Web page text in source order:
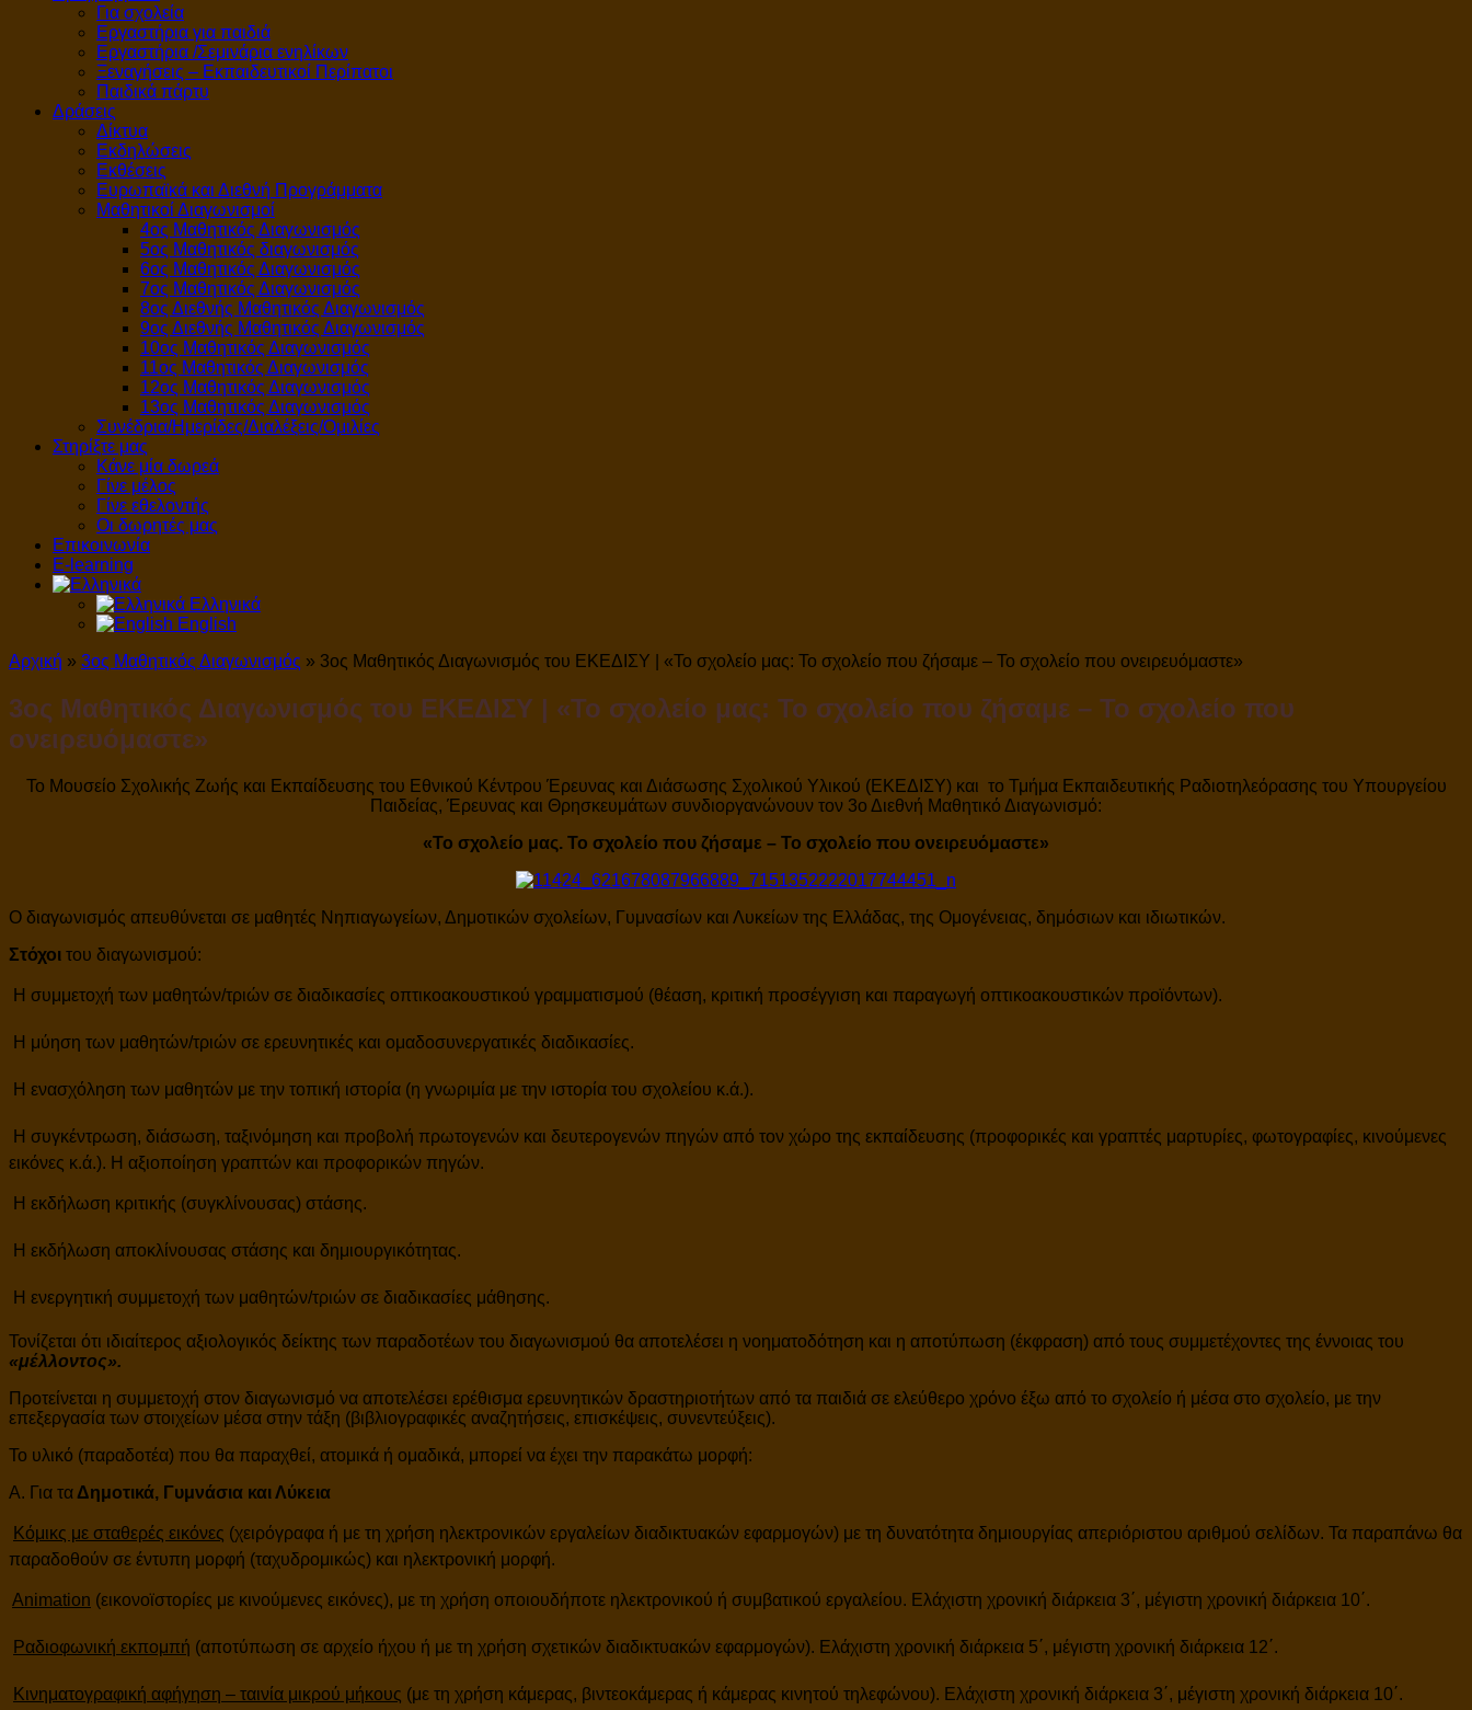
Για σχολεία
Εργαστήρια για παιδιά
Εργαστήρια /Σεμινάρια ενηλίκων
Ξεναγήσεις – Εκπαιδευτικοί Περίπατοι
Παιδικά πάρτυ
Δράσεις
Δίκτυα
Εκδηλώσεις
Εκθέσεις
Ευρωπαϊκά και Διεθνή Προγράμματα
Μαθητικοί Διαγωνισμοί
4ος Μαθητικός Διαγωνισμός
5ος Μαθητικός διαγωνισμός
6ος Μαθητικός Διαγωνισμός
7ος Μαθητικός Διαγωνισμός
8ος Διεθνής Μαθητικός Διαγωνισμός
9ος Διεθνής Μαθητικός Διαγωνισμός
10ος Μαθητικός Διαγωνισμός
11ος Μαθητικός Διαγωνισμός
12ος Μαθητικός Διαγωνισμός
13ος Μαθητικός Διαγωνισμός
Συνέδρια/Ημερίδες/Διαλέξεις/Ομιλίες
Στηρίξτε μας
Κάνε μία δωρεά
Γίνε μέλος
Γίνε εθελοντής
Οι δωρητές μας
Επικοινωνία
E-learning
Ελληνικά
English
Αρχική » 3ος Μαθητικός Διαγωνισμός » 3ος Μαθητικός Διαγωνισμός του ΕΚΕΔΙΣΥ | «Το σχολείο μας: Το σχολείο που ζήσαμε – Το σχολείο που ονειρευόμαστε»
3ος Μαθητικός Διαγωνισμός του ΕΚΕΔΙΣΥ | «Το σχολείο μας: Το σχολείο που ζήσαμε – Το σχολείο που
ονειρευόμαστε»
Το Μουσείο Σχολικής Ζωής και Εκπαίδευσης του Εθνικού Κέντρου Έρευνας και Διάσωσης Σχολικού Υλικού (ΕΚΕΔΙΣΥ) και το Τμήμα Εκπαιδευτικής Ραδιοτηλεόρασης του Υπουργείου
Παιδείας, Έρευνας και Θρησκευμάτων συνδιοργανώνουν τον 3ο Διεθνή Μαθητικό Διαγωνισμό:
«Το σχολείο μας. Το σχολείο που ζήσαμε – Το σχολείο που ονειρευόμαστε»
Ο διαγωνισμός απευθύνεται σε μαθητές Νηπιαγωγείων, Δημοτικών σχολείων, Γυμνασίων και Λυκείων της Ελλάδας, της Ομογένειας, δημόσιων και ιδιωτικών.
Στόχοι του διαγωνισμού:
 Η συμμετοχή των μαθητών/τριών σε διαδικασίες οπτικοακουστικού γραμματισμού (θέαση, κριτική προσέγγιση και παραγωγή οπτικοακουστικών προϊόντων).
 Η μύηση των μαθητών/τριών σε ερευνητικές και ομαδοσυνεργατικές διαδικασίες.
 Η ενασχόληση των μαθητών με την τοπική ιστορία (η γνωριμία με την ιστορία του σχολείου κ.ά.).
 Η συγκέντρωση, διάσωση, ταξινόμηση και προβολή πρωτογενών και δευτερογενών πηγών από τον χώρο της εκπαίδευσης (προφορικές και γραπτές μαρτυρίες, φωτογραφίες, κινούμενες
εικόνες κ.ά.). Η αξιοποίηση γραπτών και προφορικών πηγών.
 Η εκδήλωση κριτικής (συγκλίνουσας) στάσης.
 Η εκδήλωση αποκλίνουσας στάσης και δημιουργικότητας.
 Η ενεργητική συμμετοχή των μαθητών/τριών σε διαδικασίες μάθησης.
Τονίζεται ότι ιδιαίτερος αξιολογικός δείκτης των παραδοτέων του διαγωνισμού θα αποτελέσει η νοηματοδότηση και η αποτύπωση (έκφραση) από τους συμμετέχοντες της έννοιας του
«μέλλοντος».
Προτείνεται η συμμετοχή στον διαγωνισμό να αποτελέσει ερέθισμα ερευνητικών δραστηριοτήτων από τα παιδιά σε ελεύθερο χρόνο έξω από το σχολείο ή μέσα στο σχολείο, με την
επεξεργασία των στοιχείων μέσα στην τάξη (βιβλιογραφικές αναζητήσεις, επισκέψεις, συνεντεύξεις).
Το υλικό (παραδοτέα) που θα παραχθεί, ατομικά ή ομαδικά, μπορεί να έχει την παρακάτω μορφή:
Α. Για ταΔημοτικά, Γυμνάσια και Λύκεια
Κόμικς με σταθερές εικόνες (χειρόγραφα ή με τη χρήση ηλεκτρονικών εργαλείων διαδικτυακών εφαρμογών) με τη δυνατότητα δημιουργίας απεριόριστου αριθμού σελίδων. Τα παραπάνω θα
παραδοθούν σε έντυπη μορφή (ταχυδρομικώς) και ηλεκτρονική μορφή.
Animation (εικονοϊστορίες με κινούμενες εικόνες), με τη χρήση οποιουδήποτε ηλεκτρονικού ή συμβατικού εργαλείου. Ελάχιστη χρονική διάρκεια 3΄, μέγιστη χρονική διάρκεια 10΄.
Ραδιοφωνική εκπομπή (αποτύπωση σε αρχείο ήχου ή με τη χρήση σχετικών διαδικτυακών εφαρμογών). Ελάχιστη χρονική διάρκεια 5΄, μέγιστη χρονική διάρκεια 12΄.
Κινηματογραφική αφήγηση – ταινία μικρού μήκους (με τη χρήση κάμερας, βιντεοκάμερας ή κάμερας κινητού τηλεφώνου). Ελάχιστη χρονική διάρκεια 3΄, μέγιστη χρονική διάρκεια 10΄.